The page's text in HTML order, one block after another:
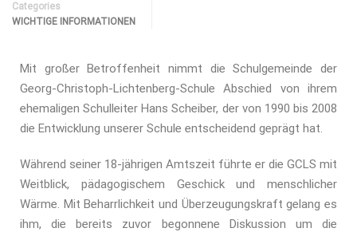
Categories
WICHTIGE INFORMATIONEN
Mit großer Betroffenheit nimmt die Schulgemeinde der
Georg-Christoph-Lichtenberg-Schule Abschied von ihrem
ehemaligen Schulleiter Hans Scheiber, der von 1990 bis 2008
die Entwicklung unserer Schule entscheidend geprägt hat.
Während seiner 18-jährigen Amtszeit führte er die GCLS mit
Weitblick, pädagogischem Geschick und menschlicher
Wärme. Mit Beharrlichkeit und Überzeugungskraft gelang es
ihm, die bereits zuvor begonnene Diskussion um die